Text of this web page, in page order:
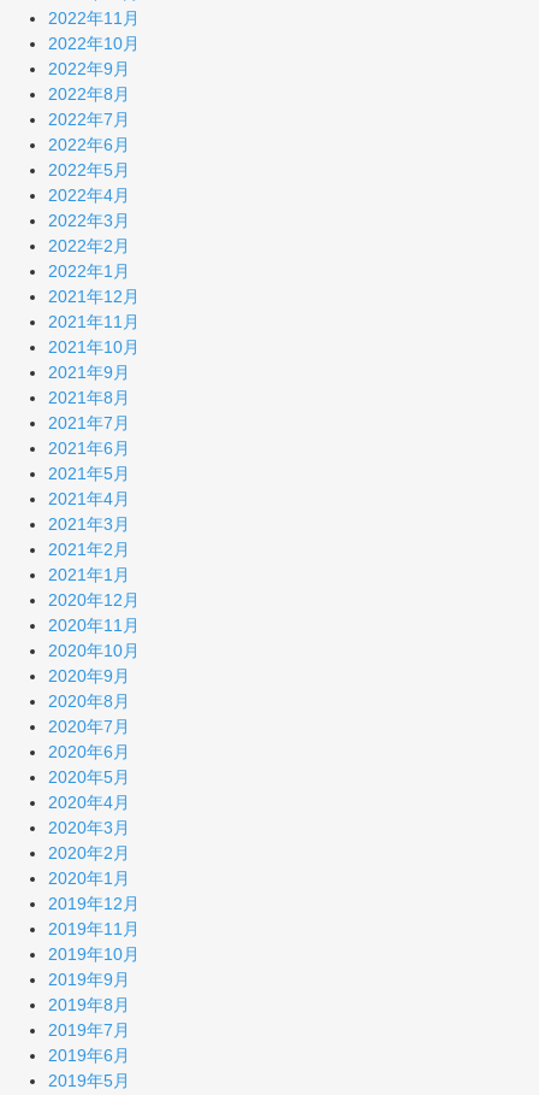
2022年11月
2022年10月
2022年9月
2022年8月
2022年7月
2022年6月
2022年5月
2022年4月
2022年3月
2022年2月
2022年1月
2021年12月
2021年11月
2021年10月
2021年9月
2021年8月
2021年7月
2021年6月
2021年5月
2021年4月
2021年3月
2021年2月
2021年1月
2020年12月
2020年11月
2020年10月
2020年9月
2020年8月
2020年7月
2020年6月
2020年5月
2020年4月
2020年3月
2020年2月
2020年1月
2019年12月
2019年11月
2019年10月
2019年9月
2019年8月
2019年7月
2019年6月
2019年5月